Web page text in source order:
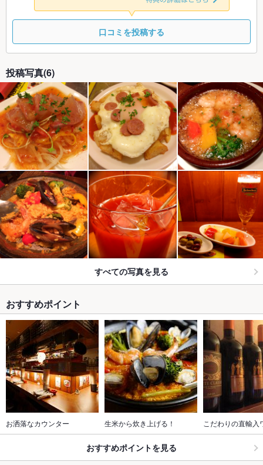
口コミを投稿する
投稿写真(6)
すべての写真を見る
おすすめポイント
お洒落なカウンター 生米から炊き上げる！ こだわりの直輸入
おすすめポイントを見る